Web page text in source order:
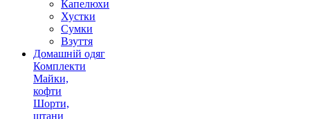
Капелюхи
Хустки
Сумки
Взуття
Домашній одяг
Комплекти
Майки,
кофти
Шорти,
штани